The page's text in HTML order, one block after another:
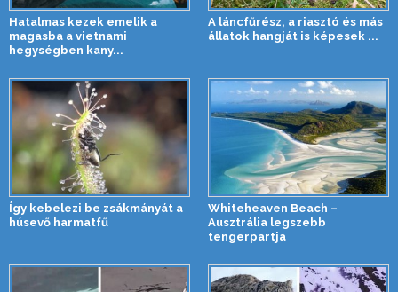
Hatalmas kezek emelik a
magasba a vietnami
hegységben kany...
A láncfűrész, a riasztó és más
állatok hangját is képesek ...
Így kebelezi be zsákmányát a
húsevő harmatfű
Whiteheaven Beach –
Ausztrália legszebb
tengerpartja